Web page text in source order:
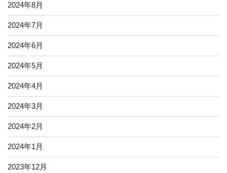
2024年8月
2024年7月
2024年6月
2024年5月
2024年4月
2024年3月
2024年2月
2024年1月
2023年12月